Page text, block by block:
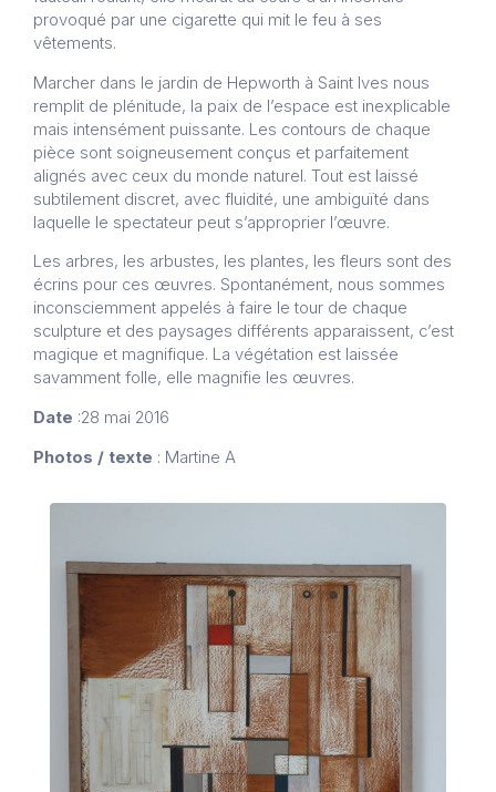
provoqué par une cigarette qui mit le feu à ses
vêtements.
Marcher dans le jardin de Hepworth à Saint Ives nous
remplit de plénitude, la paix de l’espace est inexplicable
mais intensément puissante. Les contours de chaque
pièce sont soigneusement conçus et parfaitement
alignés avec ceux du monde naturel. Tout est laissé
subtilement discret, avec fluidité, une ambiguïté dans
laquelle le spectateur peut s’approprier l’œuvre.
Les arbres, les arbustes, les plantes, les fleurs sont des
écrins pour ces œuvres. Spontanément, nous sommes
inconsciemment appelés à faire le tour de chaque
sculpture et des paysages différents apparaissent, c’est
magique et magnifique. La végétation est laissée
savamment folle, elle magnifie les œuvres.
Date :28 mai 2016
Photos / texte : Martine A